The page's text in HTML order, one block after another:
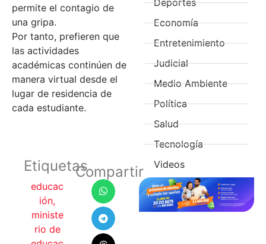
permite el contagio de
una gripa.
Por tanto, prefieren que
las actividades
académicas continúen de
manera virtual desde el
lugar de residencia de
cada estudiante.
Etiquetas
educac
ión,
ministe
rio de
Compartir
Deportes
Economía
Entretenimiento
Judicial
Medio Ambiente
Política
Salud
Tecnología
Videos